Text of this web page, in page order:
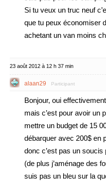
Si tu veux un truc neuf
que tu peux économiser
achetant un van moins
23 août 2012 à 12 h 37 min
alaan29 Participant
Bonjour, oui
mais c’est pour avoir un
mettre un budget de 15
débarquer avec 200$ en
donc c’est pas un soucis
(de plus j’aménage des
suis pas un bleu sur la